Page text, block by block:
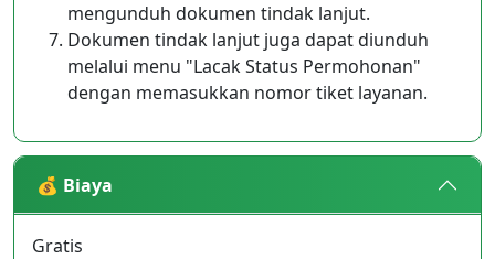
mengunduh dokumen tindak lanjut.
Dokumen tindak lanjut juga dapat diunduh
melalui menu "Lacak Status Permohonan"
dengan memasukkan nomor tiket layanan.
💰 Biaya
Gratis